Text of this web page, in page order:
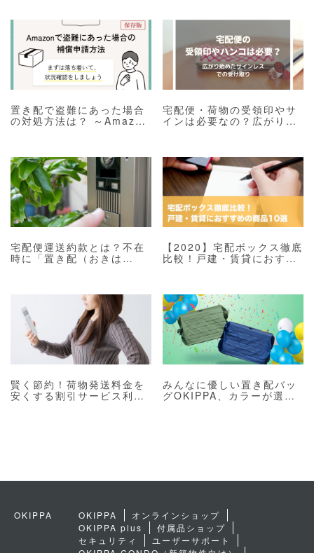
置き配で盗難にあった場合
の対処方法は？ ～Amazon
宅配便・荷物の受領印やサ
インは必要なの？広がり始
宅配便運送約款とは？不在
時に「置き配（おきは
【2020】宅配ボックス徹底
比較！戸建・賃貸におすす
賢く節約！荷物発送料金を
安くする割引サービス利用
みんなに優しい置き配バッ
グOKIPPA、カラーが選べ
OKIPPA OKIPPA
オンラインショップ
OKIPPA plus
付属品ショップ
セキュリティ
ユーザーサポート